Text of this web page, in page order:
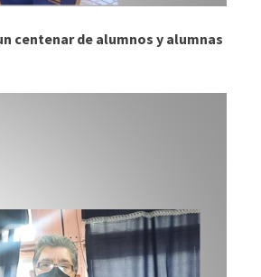
centenar de alumnos y alumnas